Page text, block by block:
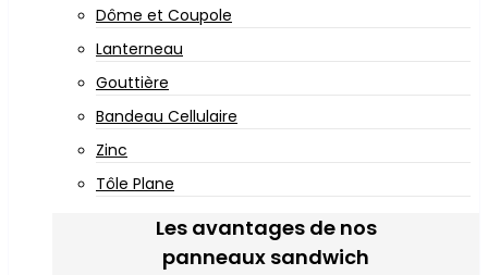
Dôme et Coupole
Lanterneau
Gouttière
Bandeau Cellulaire
Zinc
Tôle Plane
Les avantages de nos
panneaux sandwich